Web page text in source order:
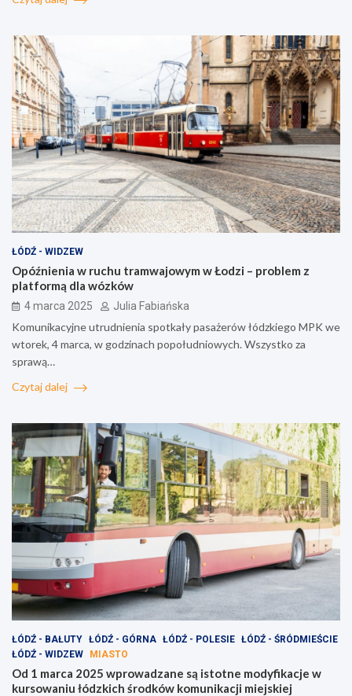
ŁÓDŹ - WIDZEW
Opóźnienia w ruchu tramwajowym w Łodzi – problem z
platformą dla wózków
4 marca 2025 Julia Fabiańska
Komunikacyjne utrudnienia spotkały pasażerów łódzkiego MPK we
wtorek, 4 marca, w godzinach popołudniowych. Wszystko za
sprawą…
Czytaj dalej
ŁÓDŹ - BAŁUTY ŁÓDŹ - GÓRNA ŁÓDŹ - POLESIE ŁÓDŹ - ŚRÓDMIEŚCIE
ŁÓDŹ - WIDZEW
MIASTO
Od 1 marca 2025 wprowadzane są istotne modyfikacje w
kursowaniu łódzkich środków komunikacji miejskiej